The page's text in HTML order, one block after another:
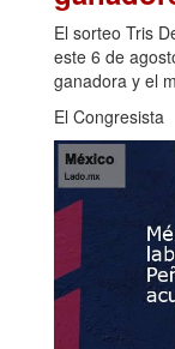
El sorteo Tris
este 6 de
ganadora y el
El Congresista